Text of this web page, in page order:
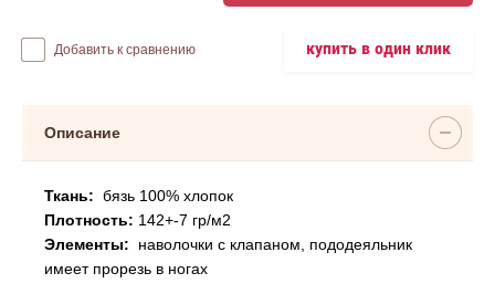
Добавить к сравнению купить в один клик
Описание
Ткань: бязь 100% хлопок
Плотность: 142+-7 гр/м2
Элементы: наволочки с клапаном, пододеяльник
имеет прорезь в ногах